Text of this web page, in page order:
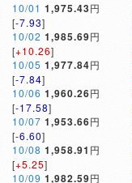
10/01 1,975.43円
[-7.93]
10/02 1,985.69円
[+10.26]
10/05 1,977.84円
[-7.84]
10/06 1,960.26円
[-17.58]
10/07 1,953.66円
[-6.60]
10/08 1,958.91 円
[+5.25]
10/09 1,982.59円